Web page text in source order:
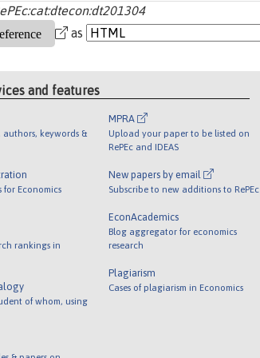
as
and features
authors, keywords &
for Economics
rankings in
of whom, using
MPRA
Upload your paper to be listed on
RePEc and IDEAS
New papers by email
Subscribe to new additions to RePEc
EconAcademics
Blog aggregator for economics
research
Plagiarism
Cases of plagiarism in Economics